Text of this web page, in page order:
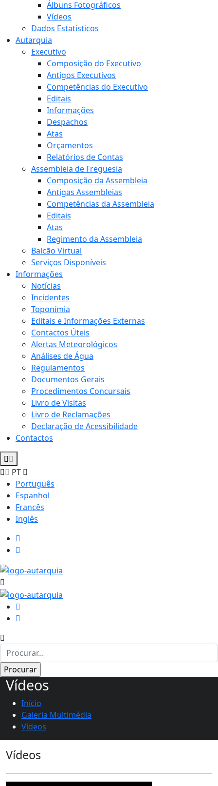
Álbuns Fotográficos
Vídeos
Dados Estatísticos
Autarquia
Executivo
Composição do Executivo
Antigos Executivos
Competências do Executivo
Editais
Informações
Despachos
Atas
Orçamentos
Relatórios de Contas
Assembleia de Freguesia
Composição da Assembleia
Antigas Assembleias
Competências da Assembleia
Editais
Atas
Regimento da Assembleia
Balcão Virtual
Serviços Disponíveis
Informações
Notícias
Incidentes
Toponímia
Editais e Informações Externas
Contactos Úteis
Alertas Meteorológicos
Análises de Água
Regulamentos
Documentos Gerais
Procedimentos Concursais
Livro de Visitas
Livro de Reclamações
Declaração de Acessibilidade
Contactos
PT
Português
Espanhol
Francês
Inglês
Vídeos
Início
Galeria Multimédia
Vídeos
Vídeos